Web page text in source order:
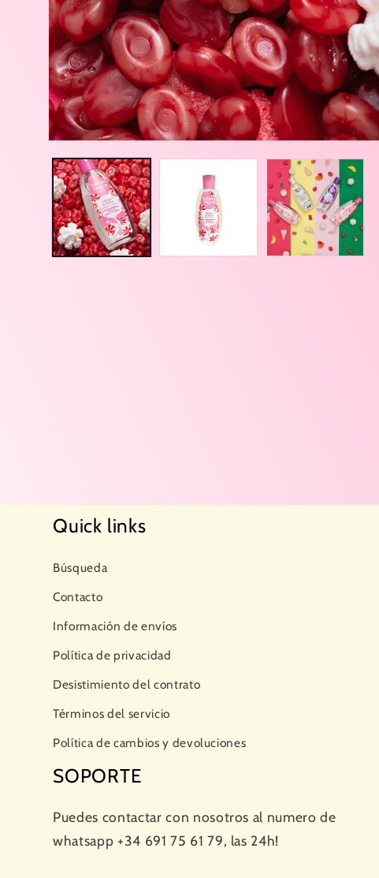
Quick links
Búsqueda
Contacto
Información de envíos
Política de privacidad
Desistimiento del contrato
Términos del servicio
Política de cambios y devoluciones
SOPORTE
Puedes contactar con nosotros al numero de
whatsapp +34 691 75 61 79, las 24h!